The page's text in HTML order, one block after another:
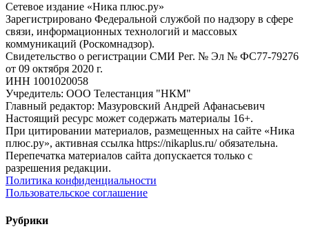
Сетевое издание «Ника плюс.ру»
Зарегистрировано Федеральной службой по надзору в сфере
связи, информационных технологий и массовых
коммуникаций (Роскомнадзор).
Свидетельство о регистрации СМИ Рег. № Эл № ФС77-79276
от 09 октября 2020 г.
ИНН 1001020058
Учредитель: ООО Телестанция "НКМ"
Главный редактор: Мазуровский Андрей Афанасьевич
Настоящий ресурс может содержать материалы 16+.
При цитировании материалов, размещенных на сайте «Ника
плюс.ру», активная ссылка https://nikaplus.ru/ обязательна.
Перепечатка материалов сайта допускается только с
разрешения редакции.
Политика конфиденциальности
Пользовательское соглашение
Рубрики